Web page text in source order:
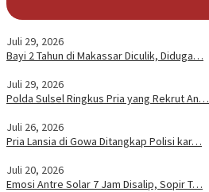
Juli 29, 2026
Bayi 2 Tahun di Makassar Diculik, Diduga…
Juli 29, 2026
Polda Sulsel Ringkus Pria yang Rekrut An…
Juli 26, 2026
Pria Lansia di Gowa Ditangkap Polisi kar…
Juli 20, 2026
Emosi Antre Solar 7 Jam Disalip, Sopir T…